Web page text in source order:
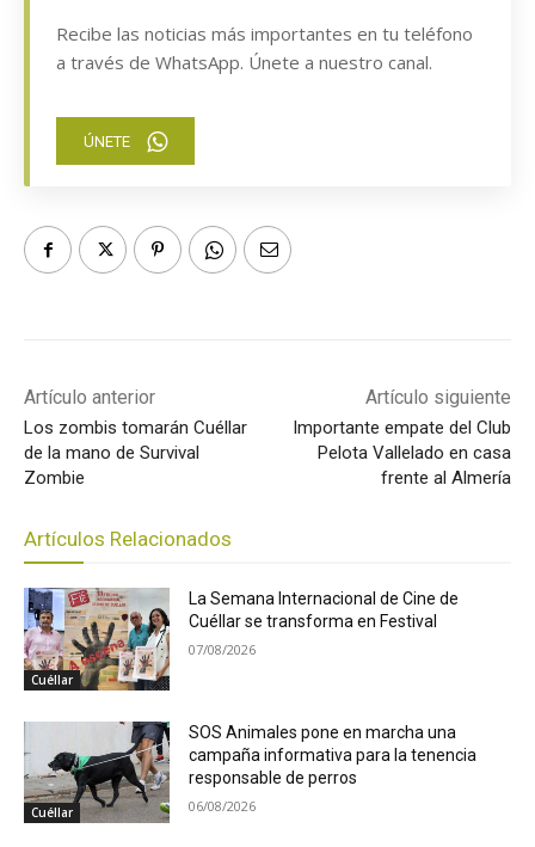
Recibe las noticias más importantes en tu teléfono
a través de WhatsApp. Únete a nuestro canal.
ÚNETE
Artículo anterior
Los zombis tomarán Cuéllar
de la mano de Survival
Zombie
Artículo siguiente
Importante empate del Club
Pelota Vallelado en casa
frente al Almería
Artículos Relacionados
Cuéllar
La Semana Internacional de Cine de
Cuéllar se transforma en Festival
07/08/2026
Cuéllar
SOS Animales pone en marcha una
campaña informativa para la tenencia
responsable de perros
06/08/2026